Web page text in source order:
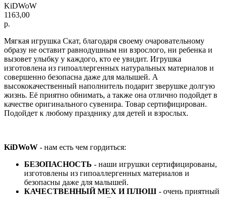
KiDWoW
1163,00
р.
Мягкая игрушка Скат, благодаря своему очаровательному
образу не оставит равнодушным ни взрослого, ни ребенка и
вызовет улыбку у каждого, кто ее увидит. Игрушка
изготовлена из гипоаллергенных натуральных материалов и
совершенно безопасна даже для малышей. А
высококачественный наполнитель подарит зверушке долгую
жизнь. Её приятно обнимать, а также она отлично подойдет в
качестве оригинального сувенира. Товар сертифицирован.
Подойдет к любому празднику для детей и взрослых.
KiDWoW - нам есть чем гордиться:
БЕЗОПАСНОСТЬ - наши игрушки сертифицированы,
изготовлены из гипоаллергенных материалов и
безопасны даже для малышей.
КАЧЕСТВЕННЫЙ МЕХ И ПЛЮШ - очень приятный